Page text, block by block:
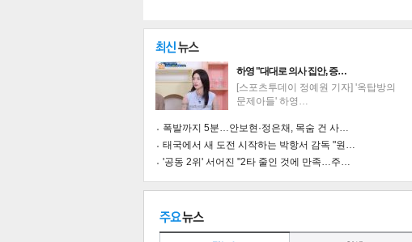
하영 "대대로 의사 집안, 증…
[스포츠투데이 정예원 기자] '옥탑방의
문제아들' 하영…
폭발까지 5분…안보현·정은채, 목숨 건 사…
태국에서 새 도전 시작하는 박항서 감독 "원…
'공동 2위' 서어진 "2타 줄인 것에 만족…주…